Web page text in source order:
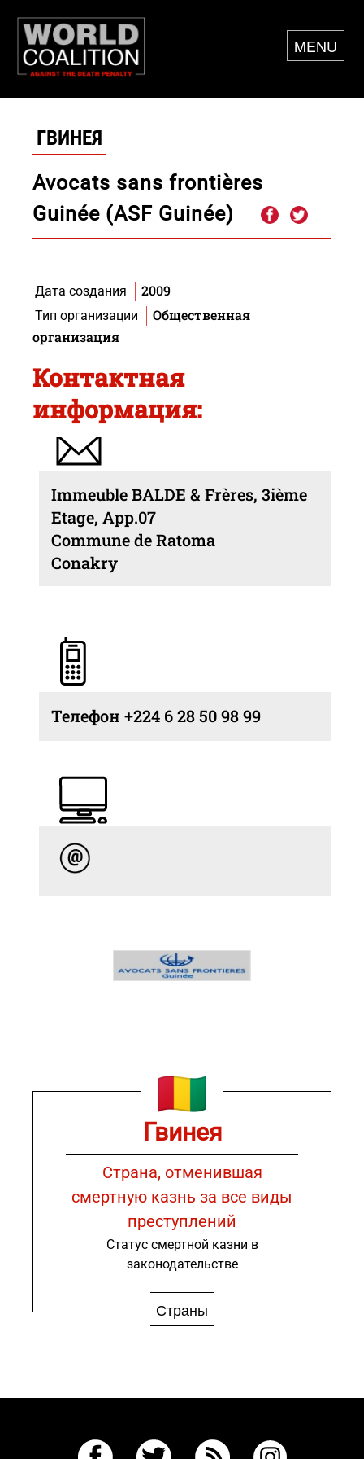
MENU
ГВИНЕЯ
Avocats sans frontières
Guinée (ASF Guinée)
Дата создания 2009
Тип организации
Общественная
организация
Контактная
информация:
Immeuble BALDE & Frères, 3ième
Etage, App.07
Commune de Ratoma
Conakry
Телефон +224 6 28 50 98 99
Гвинея
Страна, отменившая
смертную казнь за все виды
преступлений
Статус смертной казни в
законодательстве
Страны